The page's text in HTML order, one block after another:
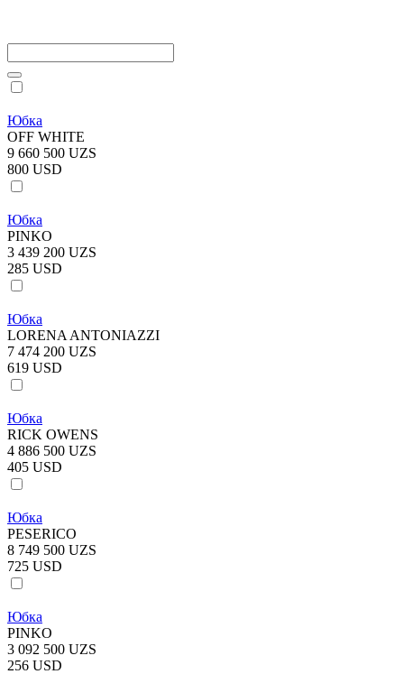
Юбка
OFF WHITE
9 660 500 UZS
800 USD
Юбка
PINKO
3 439 200 UZS
285 USD
Юбка
LORENA ANTONIAZZI
7 474 200 UZS
619 USD
Юбка
RICK OWENS
4 886 500 UZS
405 USD
Юбка
PESERICO
8 749 500 UZS
725 USD
Юбка
PINKO
3 092 500 UZS
256 USD